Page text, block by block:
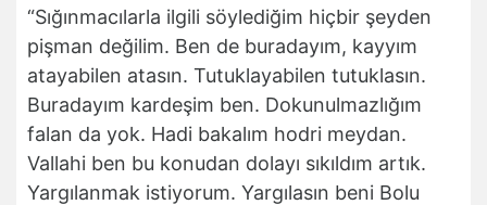
“Sığınmacılarla ilgili söylediğim hiçbir şeyden
pişman değilim. Ben de buradayım, kayyım
atayabilen atasın. Tutuklayabilen tutuklasın.
Buradayım kardeşim ben. Dokunulmazlığım
falan da yok. Hadi bakalım hodri meydan.
Vallahi ben bu konudan dolayı sıkıldım artık.
Yargılanmak istiyorum. Yargılasın beni Bolu